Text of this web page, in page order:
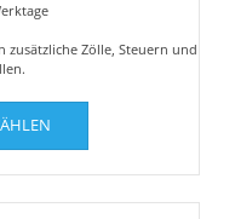
zusätzliche Zölle, Steuern und
Dieses
weist
mehrere
Varianten